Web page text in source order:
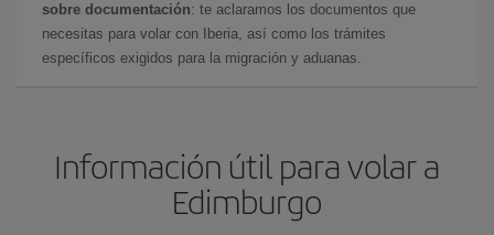
sobre documentación: te aclaramos los documentos que
necesitas para volar con Iberia, así como los trámites
específicos exigidos para la migración y aduanas.
Información útil para volar a
Edimburgo